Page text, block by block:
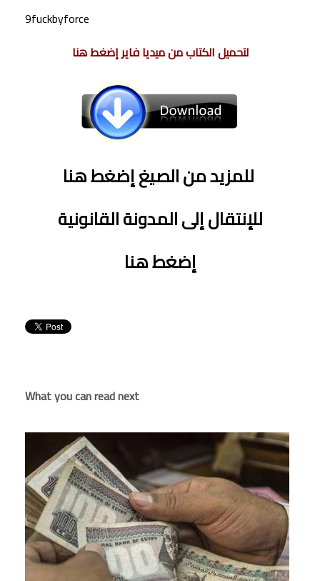
9fuckbyforce
لتحميل الكتاب من ميديا فاير إضغط هنا
للمزيد من الصيغ إضغط هنا
للإنتقال إلى المدونة القانونية
إضغط هنا
What you can read next